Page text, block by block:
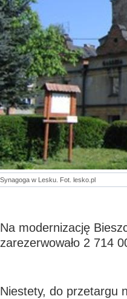
Synagoga w Lesku. Fot. lesko.pl
Na modernizację
zarezerwowało 2 714
Niestety, do przetargu